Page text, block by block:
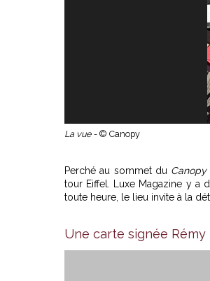
La vue - © Canopy
Perché au sommet du
tour Eiffel. Luxe Magazine y a
toute heure, le lieu invite à la
Une carte signée